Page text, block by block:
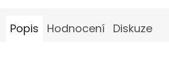
Popis Hodnocení Diskuze